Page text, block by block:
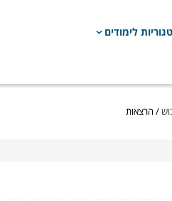
לימודים
/ הרצאות